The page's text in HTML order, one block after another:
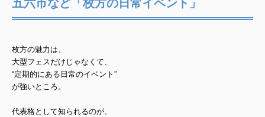
五六市など「枚方の日常イベント」
枚方の魅力は、
大型フェスだけじゃなくて、
“定期的にある日常のイベント”
が強いところ。
代表格として知られるのが、